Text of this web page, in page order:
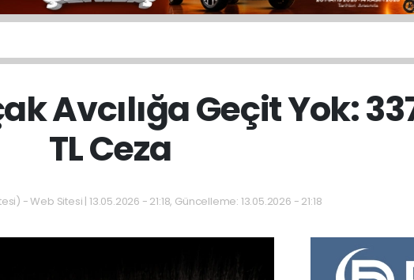
Avcılığa Geçit Yok:
TL Ceza
- Web Sitesi | 13.05.2026 - 21:18, Güncelleme: 13.05.2026 - 21:18